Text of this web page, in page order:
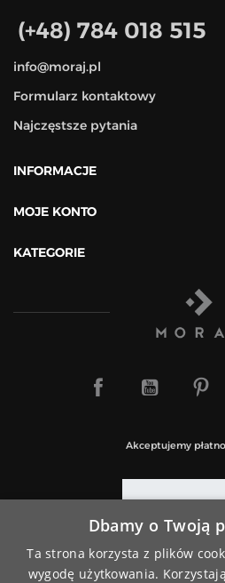
(+48) 784 018 515
info@moraj.pl
Formularz kontaktowy
Najczęstsze pytania
INFORMACJE
MOJE KONTO
KATEGORIE
Akceptujemy
Dbamy o Twoją
Ta strona korzysta z plików
wygodę użytkowania.